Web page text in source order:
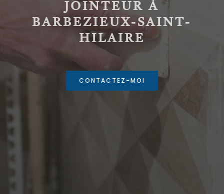
JOINTEUR À
BARBEZIEUX-SAINT-
HILAIRE
CONTACTEZ-MOI